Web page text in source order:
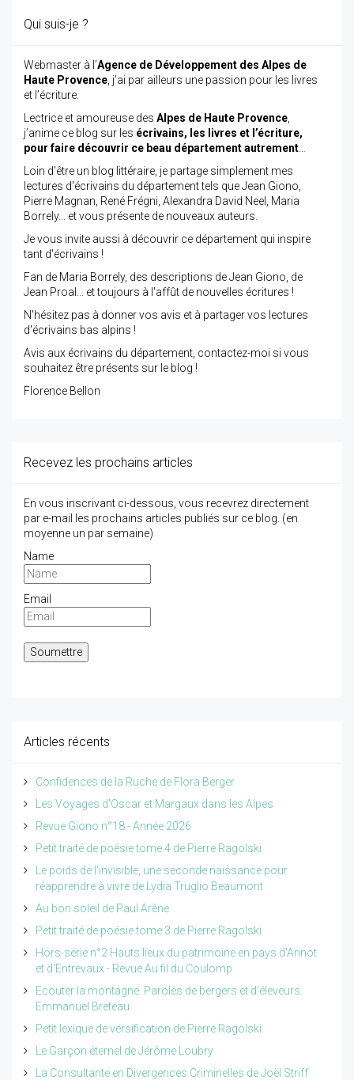
Qui suis-je ?
Webmaster à l’Agence de Développement des Alpes de
Haute Provence , j’ai par ailleurs une passion pour les livres
et l’écriture.
Lectrice et amoureuse des Alpes de Haute Provence
j’anime ce blog sur les écrivains, les livres et l’écriture,
pour faire découvrir ce beau département autrement
Loin d'être un blog littéraire, je partage simplement mes
lectures d'écrivains du département tels que Jean Giono,
Pierre Magnan, René Frégni, Alexandra David Neel, Maria
Borrely... et vous présente de nouveaux auteurs.
Je vous invite aussi à découvrir ce département qui inspire
tant d'écrivains !
Fan de Maria Borrely, des descriptions de Jean Giono, de
Jean Proal... et toujours à l'affût de nouvelles écritures !
N'hésitez pas à donner vos avis et à partager vos lectures
d'écrivains bas alpins !
Avis aux écrivains du département, contactez-moi si vous
souhaitez être présents sur le blog !
Florence Bellon
Recevez les prochains articles
En vous inscrivant ci-dessous, vous recevrez directement
par e-mail les prochains articles publiés sur ce blog. (en
moyenne un par semaine)
Name
Email
Articles récents
Confidences de la Ruche de Flora Berger
Les Voyages d'Oscar et Margaux dans les Alpes
Revue Giono n°18 - Année 2026
Petit traité de poésie tome 4 de Pierre Ragolski
Le poids de l'invisible, une seconde naissance pour
réapprendre à vivre de Lydia Truglio Beaumont
Au bon soleil de Paul Arène
Petit traité de poésie tome 3 de Pierre Ragolski
Hors-série n°2 Hauts lieux du patrimoine en pays d'Annot
et d'Entrevaux - Revue Au fil du Coulomp
Ecouter la montagne. Paroles de bergers et d'éleveurs.
Emmanuel Breteau
Petit lexique de versification de Pierre Ragolski
Le Garçon éternel de Jérôme Loubry
La Consultante en Divergences Criminelles de Joël Striff